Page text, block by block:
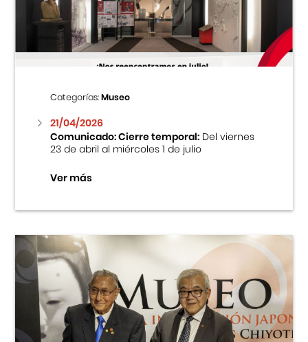
Centro Cultural Peruano Japonés
Museo de la Inmigración Japonesa
Fondo Editorial
Teatro Peruano Japonés
Categorías:Museo
21/04/2026
Comunicado: Cierre temporal:Del viernes
23 de abril al miércoles 1 de julio
Ver más